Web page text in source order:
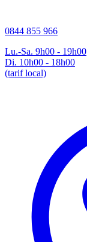
0844 855 966
Lu.-Sa. 9h00 - 19h00
Di. 10h00 - 18h00
(tarif local)